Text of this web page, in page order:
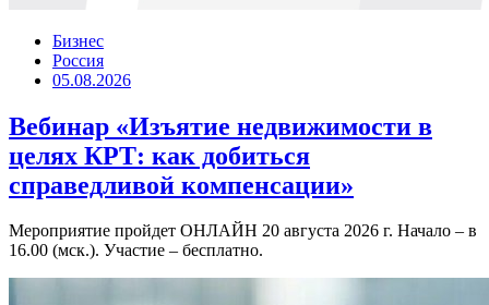
Бизнес
Россия
05.08.2026
Вебинар «Изъятие недвижимости в
целях КРТ: как добиться
справедливой компенсации»
Мероприятие пройдет ОНЛАЙН 20 августа 2026 г. Начало – в
16.00 (мск.). Участие – бесплатно.